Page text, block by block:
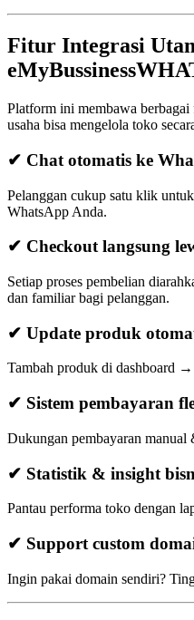
Fitur Integrasi
Platform ini membawa
usaha bisa mengelola toko
✔ Chat otomatis ke
Pelanggan cukup satu klik
WhatsApp Anda.
✔ Checkout langsung
Setiap proses pembelian
dan familiar bagi pelanggan.
✔ Update produk
Tambah produk di dashboard
✔ Sistem pembayaran
Dukungan pembayaran manual
✔ Statistik & insight
Pantau performa toko dengan
✔ Support custom
Ingin pakai domain sendiri?